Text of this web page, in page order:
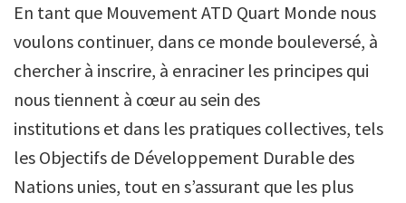
En tant que Mouvement ATD Quart Monde nous
voulons continuer, dans ce monde bouleversé, à
chercher à inscrire, à enraciner les principes qui
nous tiennent à cœur au sein des
institutions et dans les pratiques collectives, tels
les Objectifs de Développement Durable des
Nations unies, tout en s’assurant que les plus